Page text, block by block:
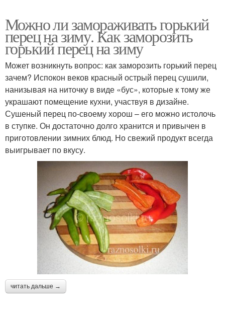
Можно ли замораживать горький
перец на зиму. Как заморозить
горький перец на зиму
Может возникнуть вопрос: как заморозить горький перец
зачем? Испокон веков красный острый перец сушили,
нанизывая на ниточку в виде «бус», которые к тому же
украшают помещение кухни, участвуя в дизайне.
Сушеный перец по-своему хорош – его можно истолочь
в ступке. Он достаточно долго хранится и привычен в
приготовлении зимних блюд. Но свежий продукт всегда
выигрывает по вкусу.
читать дальше →